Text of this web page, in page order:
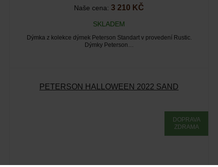
Naše cena: 3 210 KČ
SKLADEM
Dýmka z kolekce dýmek Peterson Standart v provedení Rustic.
Dýmky Peterson…
PETERSON HALLOWEEN 2022 SAND
DOPRAVA
ZDRAMA